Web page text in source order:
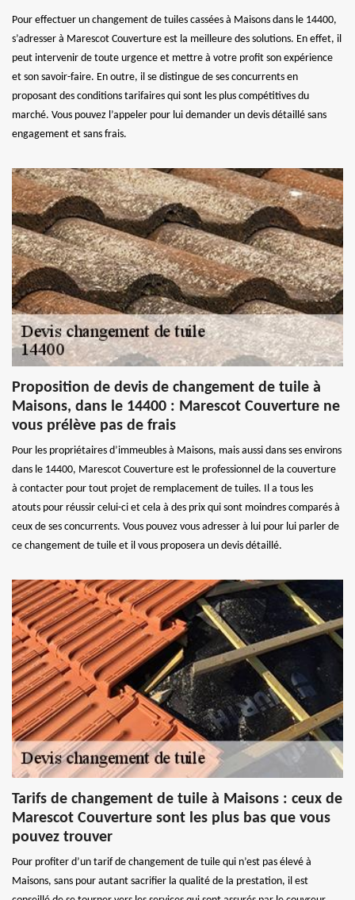
Pour effectuer un changement de tuiles cassées à Maisons dans le 14400,
s’adresser à Marescot Couverture est la meilleure des solutions. En effet, il
peut intervenir de toute urgence et mettre à votre profit son expérience
et son savoir-faire. En outre, il se distingue de ses concurrents en
proposant des conditions tarifaires qui sont les plus compétitives du
marché. Vous pouvez l’appeler pour lui demander un devis détaillé sans
engagement et sans frais.
Proposition de devis de changement de tuile à
Maisons, dans le 14400 : Marescot Couverture ne
vous prélève pas de frais
Pour les propriétaires d’immeubles à Maisons, mais aussi dans ses environs
dans le 14400, Marescot Couverture est le professionnel de la couverture
à contacter pour tout projet de remplacement de tuiles. Il a tous les
atouts pour réussir celui-ci et cela à des prix qui sont moindres comparés à
ceux de ses concurrents. Vous pouvez vous adresser à lui pour lui parler de
ce changement de tuile et il vous proposera un devis détaillé.
Tarifs de changement de tuile à Maisons : ceux de
Marescot Couverture sont les plus bas que vous
pouvez trouver
Pour profiter d’un tarif de changement de tuile qui n’est pas élevé à
Maisons, sans pour autant sacrifier la qualité de la prestation, il est